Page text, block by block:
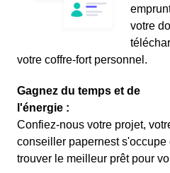
votre
votre coffre-fort personnel.
Gagnez du temps et de
l'énergie :
Confiez-nous votre projet,
conseiller papernest s'occupe
trouver le meilleur prêt pour